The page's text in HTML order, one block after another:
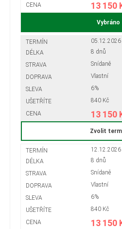
13 150
Vybráno
8 dnů
Snídaně
Vlastní
6%
840 Kč
13 150
Zvolit
8 dnů
Snídaně
Vlastní
6%
840 Kč
13 150